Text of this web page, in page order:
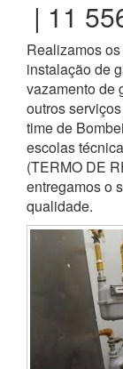
| 11
Realizamos
instalação de
vazamento de
outros
time de
escolas
(TERMO DE
entregamos o
qualidade.